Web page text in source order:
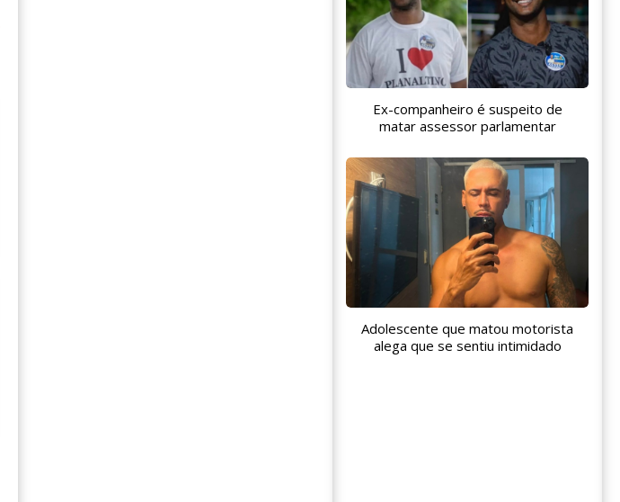
Ex-companheiro é suspeito de
matar assessor parlamentar
Adolescente que matou motorista
alega que se sentiu intimidado